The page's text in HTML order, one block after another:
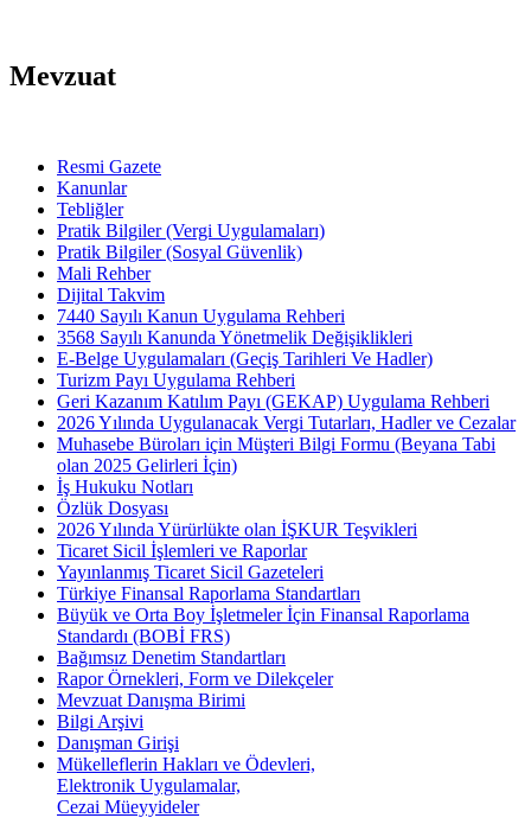
Mevzuat
Resmi Gazete
Kanunlar
Tebliğler
Pratik Bilgiler (Vergi Uygulamaları)
Pratik Bilgiler (Sosyal Güvenlik)
Mali Rehber
Dijital Takvim
7440 Sayılı Kanun Uygulama Rehberi
3568 Sayılı Kanunda Yönetmelik Değişiklikleri
E-Belge Uygulamaları (Geçiş Tarihleri Ve Hadler)
Turizm Payı Uygulama Rehberi
Geri Kazanım Katılım Payı (GEKAP) Uygulama Rehberi
2026 Yılında Uygulanacak Vergi Tutarları, Hadler ve Cezalar
Muhasebe Büroları için Müşteri Bilgi Formu (Beyana Tabi
olan 2025 Gelirleri İçin)
İş Hukuku Notları
Özlük Dosyası
2026 Yılında Yürürlükte olan İŞKUR Teşvikleri
Ticaret Sicil İşlemleri ve Raporlar
Yayınlanmış Ticaret Sicil Gazeteleri
Türkiye Finansal Raporlama Standartları
Büyük ve Orta Boy İşletmeler İçin Finansal Raporlama
Standardı (BOBİ FRS)
Bağımsız Denetim Standartları
Rapor Örnekleri, Form ve Dilekçeler
Mevzuat Danışma Birimi
Bilgi Arşivi
Danışman Girişi
Mükelleflerin Hakları ve Ödevleri,
Elektronik Uygulamalar,
Cezai Müeyyideler